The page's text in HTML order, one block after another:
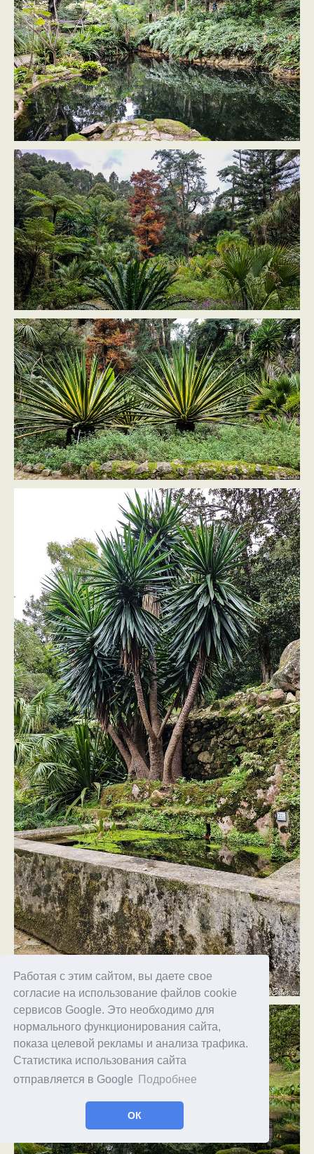
Работая с этим сайтом, вы даете свое
согласие на использование файлов cookie
сервисов Google. Это необходимо для
нормального функционирования сайта,
показа целевой рекламы и анализа трафика.
Статистика использования сайта
отправляется в Google
Подробнее
ОК